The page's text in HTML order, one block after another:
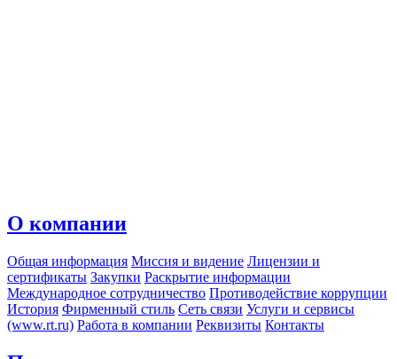
О компании
Общая информация Миссия и видение Лицензии и
сертификаты Закупки Раскрытие информации
Международное сотрудничество Противодействие коррупции
История Фирменный стиль Сеть связи Услуги и сервисы
(www.rt.ru) Работа в компании Реквизиты Контакты